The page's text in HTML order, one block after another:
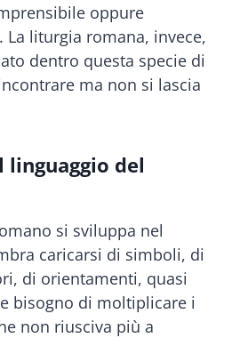
oppure
liturgia romana, invece,
dentro questa specie di
ma non si lascia
linguaggio del
si sviluppa nel
caricarsi di simboli, di
di orientamenti, quasi
bisogno di moltiplicare i
non riusciva più a